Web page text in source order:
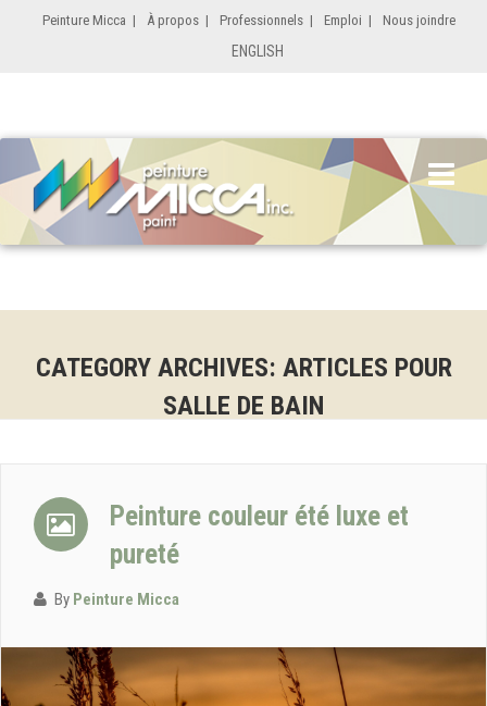
Peinture Micca | À propos | Professionnels | Emploi | Nous joindre
ENGLISH
CATEGORY ARCHIVES: ARTICLES POUR
SALLE DE BAIN
Peinture couleur été luxe et
pureté
By Peinture Micca